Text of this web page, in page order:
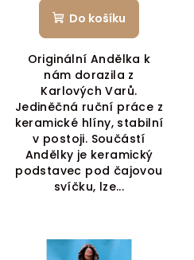
Do košíku
Originální Andělka k
nám dorazila z
Karlových Varů.
Jediněčná ruční práce z
keramické hlíny, stabilní
v postoji. Součástí
Andělky je keramický
podstavec pod čajovou
svíčku, lze...